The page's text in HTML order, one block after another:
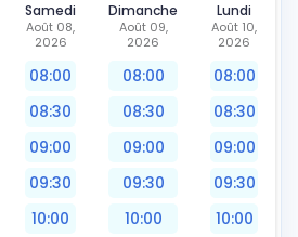
Samedi
Août 08,
2026
08:00
08:30
09:00
09:30
10:00
Dimanche
Août 09,
2026
08:00
08:30
09:00
09:30
10:00
Lundi
Août 10,
2026
08:00
08:30
09:00
09:30
10:00